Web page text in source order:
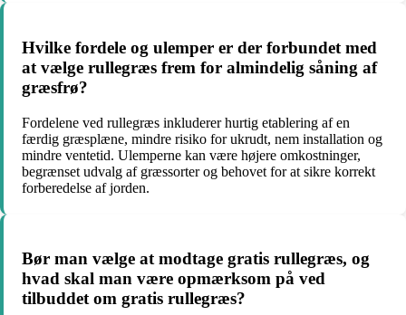
Hvilke fordele og ulemper er der forbundet med
at vælge rullegræs frem for almindelig såning af
græsfrø?
Fordelene ved rullegræs inkluderer hurtig etablering af en
færdig græsplæne, mindre risiko for ukrudt, nem installation og
mindre ventetid. Ulemperne kan være højere omkostninger,
begrænset udvalg af græssorter og behovet for at sikre korrekt
forberedelse af jorden.
Bør man vælge at modtage gratis rullegræs, og
hvad skal man være opmærksom på ved
tilbuddet om gratis rullegræs?